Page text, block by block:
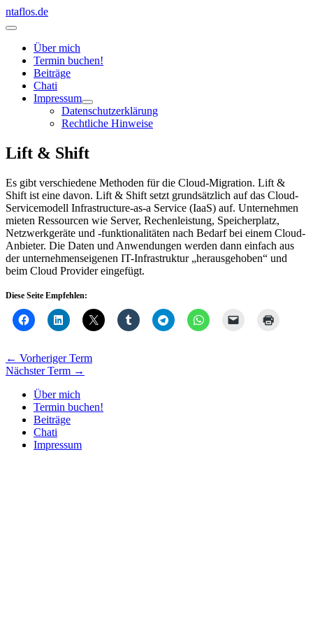
Zum
Inhalt
ntaflos.de
Hauptmenü
Über mich
Termin buchen!
Beiträge
Chati
Impressum
Datenschutzerklärung
Rechtliche Hinweise
Lift & Shift
Es gibt verschiedene Methoden für die Cloud-Migration. Lift &
Shift ist eine davon. Lift & Shift setzt grundsätzlich auf das Cloud-
Servicemodell Infrastructure-as-a Service (IaaS) auf. Unternehmen
mieten Ressourcen wie Server, Rechenleistung, Speicherplatz,
Netzwerkgeräte und -funktionalitäten nach Bedarf bei einem Cloud-
Anbieter. Die Daten und Anwendungen werden dann einfach aus
der unternehmenseigenen IT-Infrastruktur „herausgehoben“ und
beim Cloud Provider eingefügt.
Diese Seite Empfehlen:
← Vorheriger Term
Nächster Term →
Über mich
Termin buchen!
Beiträge
Chati
Impressum